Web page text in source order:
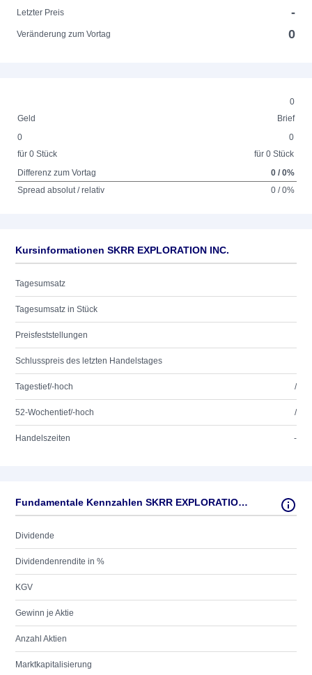
Letzter Preis
-
Veränderung zum Vortag 0
0
Geld
Brief
0
für 0 Stück
0
für 0 Stück
Differenz zum Vortag
0 / 0%
Spread absolut / relativ
0 / 0%
Kursinformationen SKRR EXPLORATION INC.
Tagesumsatz
Tagesumsatz in Stück
Preisfeststellungen
Schlusspreis des letzten Handelstages
Tagestief/-hoch /
52-Wochentief/-hoch /
Handelszeiten -
Fundamentale Kennzahlen SKRR EXPLORATION INC.
Dividende
Dividendenrendite in %
KGV
Gewinn je Aktie
Anzahl Aktien
Marktkapitalisierung